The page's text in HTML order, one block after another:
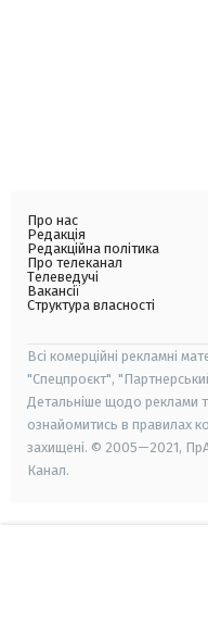
Про нас
Редакція
Редакційна політика
Про телеканал
Телеведучі
Вакансії
Структура власності
Всі комерційні рекламні
"Спецпроєкт",
Детальніше щодо реклами
ознайомитись в правилах
захищені. © 2005—2021,
Канал.